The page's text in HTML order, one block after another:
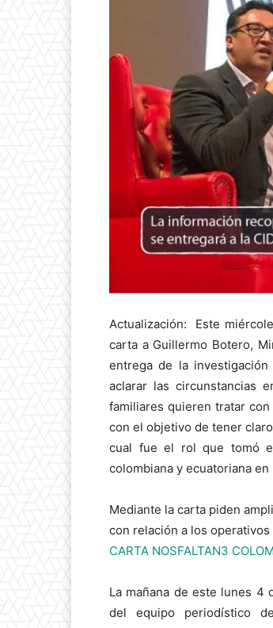
Actualización: Este
carta a Guillermo Botero,
entrega de la investigación
aclarar las circunstancias
familiares quieren tratar
con el objetivo de tener
cual fue el rol que tomó
colombiana y ecuatoriana
Mediante la carta piden
con relación a los operativos
CARTA NOSFALTAN3
La mañana de este lunes 4
del equipo periodístico